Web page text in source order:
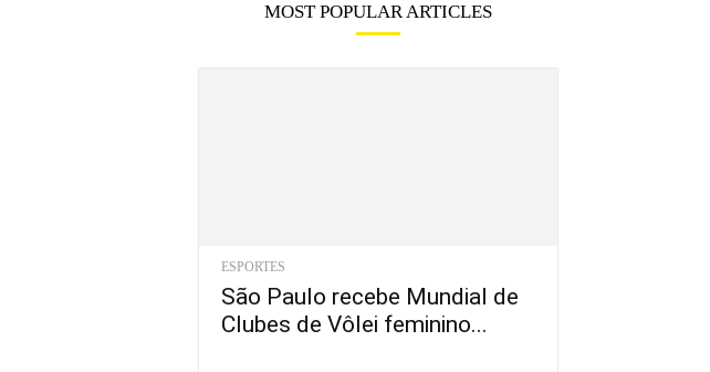
MOST POPULAR ARTICLES
ESPORTES
São Paulo recebe Mundial de
Clubes de Vôlei feminino...